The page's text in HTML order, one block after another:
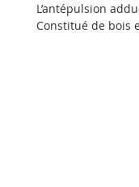
L’antépulsion
Constitué de bois